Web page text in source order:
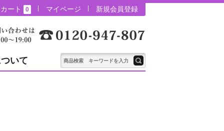
カート 0 マイページ 新規会員登録
いて